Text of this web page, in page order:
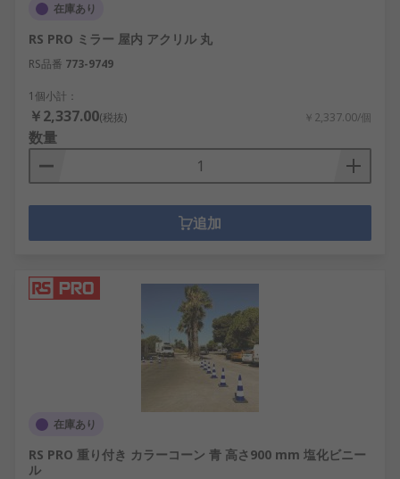
在庫あり
RS PRO ミラー 屋内 アクリル 丸
RS品番 773-9749
1個小計：
￥2,337.00(税抜) ￥2,337.00/個
数量
追加
在庫あり
RS PRO 重り付き カラーコーン 青 高さ900 mm 塩化ビニー
ル